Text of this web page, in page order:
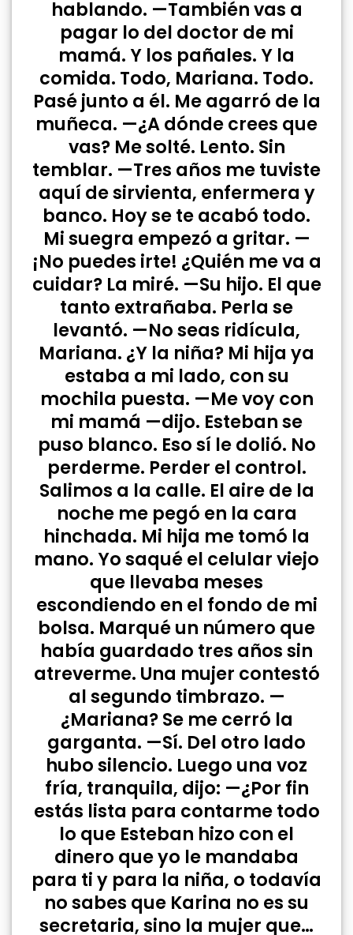
hablando. —También vas a
pagar lo del doctor de mi
mamá. Y los pañales. Y la
comida. Todo, Mariana. Todo.
Pasé junto a él. Me agarró de la
muñeca. —¿A dónde crees que
vas? Me solté. Lento. Sin
temblar. —Tres años me tuviste
aquí de sirvienta, enfermera y
banco. Hoy se te acabó todo.
Mi suegra empezó a gritar. —
¡No puedes irte! ¿Quién me va a
cuidar? La miré. —Su hijo. El que
tanto extrañaba. Perla se
levantó. —No seas ridícula,
Mariana. ¿Y la niña? Mi hija ya
estaba a mi lado, con su
mochila puesta. —Me voy con
mi mamá —dijo. Esteban se
puso blanco. Eso sí le dolió. No
perderme. Perder el control.
Salimos a la calle. El aire de la
noche me pegó en la cara
hinchada. Mi hija me tomó la
mano. Yo saqué el celular viejo
que llevaba meses
escondiendo en el fondo de mi
bolsa. Marqué un número que
había guardado tres años sin
atreverme. Una mujer contestó
al segundo timbrazo. —
¿Mariana? Se me cerró la
garganta. —Sí. Del otro lado
hubo silencio. Luego una voz
fría, tranquila, dijo: —¿Por fin
estás lista para contarme todo
lo que Esteban hizo con el
dinero que yo le mandaba
para ti y para la niña, o todavía
no sabes que Karina no es su
secretaria, sino la mujer que…